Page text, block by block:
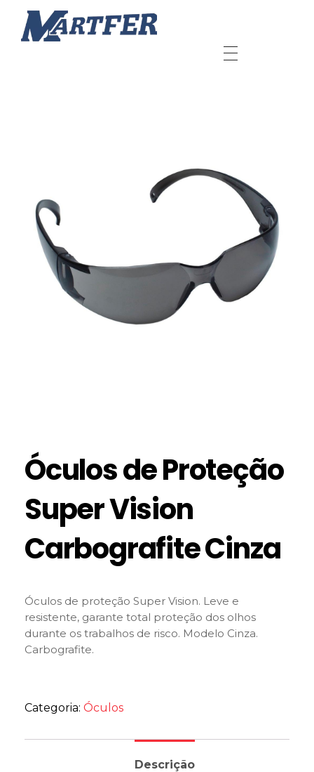
Óculos de Proteção
Super Vision
Carbografite Cinza
Óculos de proteção Super Vision. Leve e
resistente, garante total proteção dos olhos
durante os trabalhos de risco. Modelo Cinza.
Carbografite.
Categoria: Óculos
Descrição